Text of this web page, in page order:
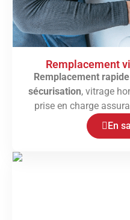
Remplacement
Remplacement rapide
sécurisation, vitrage
prise en charge
En